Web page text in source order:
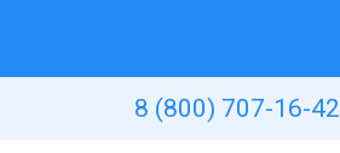
8 (800) 707-16-42